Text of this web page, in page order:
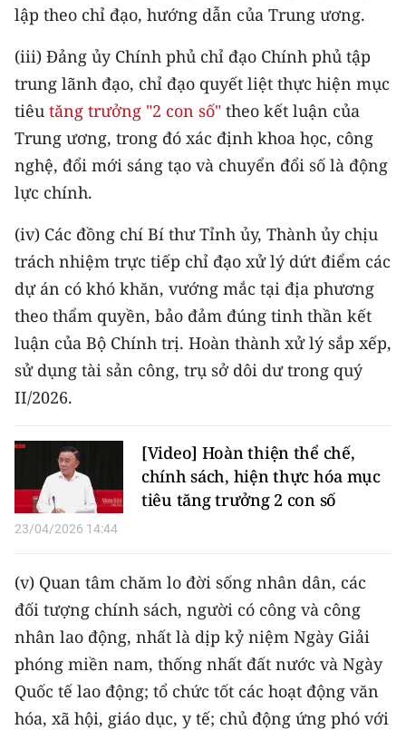
Trung du và miền núi phía Bắc
Đồng bằng sông Hồng
Bắc Trung Bộ
Duyên hải Nam Trung Bộ và Tây
Nguyên
Đông Nam Bộ
Đồng bằng sông Cửu Long
Chuyên trang Hà Nội
Chuyên trang TP. Hồ Chí Minh
CHUYÊN ĐỀ
CÁC CHUYÊN TRANG
VỀ BÁO NHÂN DÂN
THỜI NAY
NHÂN DÂN HẰNG THÁNG
MUA BÁO
ĐỌC BÁO IN
lập theo chỉ đạo, hướng dẫn của Trung ương.
(iii) Đảng ủy Chính phủ chỉ đạo Chính phủ tập
trung lãnh đạo, chỉ đạo quyết liệt thực hiện mục
tiêu tăng trưởng "2 con số" theo kết luận của
Trung ương, trong đó xác định khoa học, công
nghệ, đổi mới sáng tạo và chuyển đổi số là động
lực chính.
(iv) Các đồng chí Bí thư Tỉnh ủy, Thành ủy chịu
trách nhiệm trực tiếp chỉ đạo xử lý dứt điểm các
dự án có khó khăn, vướng mắc tại địa phương
theo thẩm quyền, bảo đảm đúng tinh thần kết
luận của Bộ Chính trị. Hoàn thành xử lý sắp xếp,
sử dụng tài sản công, trụ sở dôi dư trong quý
II/2026.
[Video] Hoàn thiện thể chế,
chính sách, hiện thực hóa mục
tiêu tăng trưởng 2 con số
23/04/2026 14:44
(v) Quan tâm chăm lo đời sống nhân dân, các
đối tượng chính sách, người có công và công
nhân lao động, nhất là dịp kỷ niệm Ngày Giải
phóng miền nam, thống nhất đất nước và Ngày
Quốc tế lao động; tổ chức tốt các hoạt động văn
hóa, xã hội, giáo dục, y tế; chủ động ứng phó với